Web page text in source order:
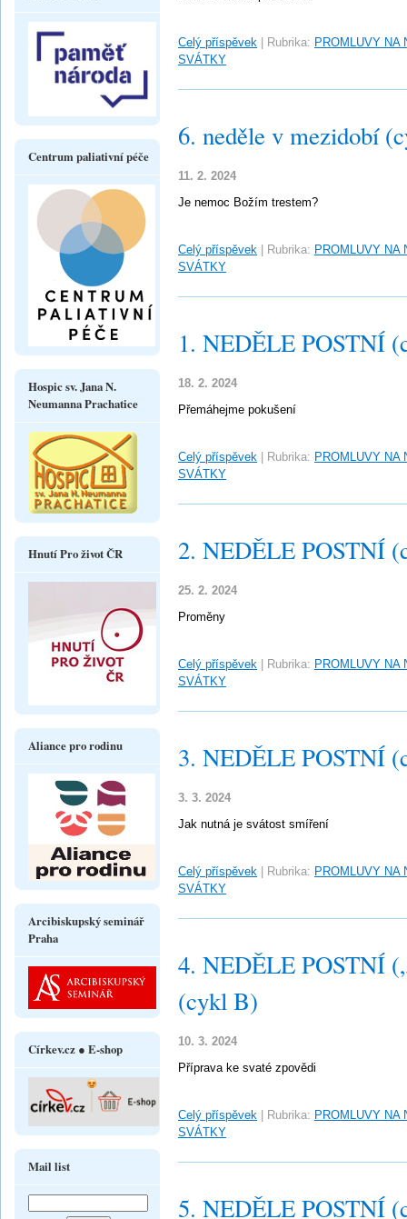
Celý příspěvek Rubrika: PROMLUVY NA
SVÁTKY
6. neděle v mezidobí
11. 2. 2024
Je nemoc Božím trestem?
Celý příspěvek Rubrika: PROMLUVY NA
SVÁTKY
1. NEDĚLE POSTNÍ
18. 2. 2024
Přemáhejme pokušení
Celý příspěvek Rubrika: PROMLUVY NA
SVÁTKY
2. NEDĚLE POSTNÍ
25. 2. 2024
Proměny
Celý příspěvek Rubrika: PROMLUVY NA
SVÁTKY
3. NEDĚLE POSTNÍ
3. 3. 2024
Jak nutná je svátost smíření
Celý příspěvek Rubrika: PROMLUVY NA
SVÁTKY
4. NEDĚLE POSTNÍ
(cykl B)
10. 3. 2024
Příprava ke svaté zpovědi
Celý příspěvek Rubrika: PROMLUVY NA
SVÁTKY
5. NEDĚLE POSTNÍ
Centrum paliativní péče
Hospic sv. Jana N.
Neumanna Prachatice
Hnutí Pro život ČR
Aliance pro rodinu
Arcibiskupský seminář
Praha
Církev.cz ● E-shop
Mail list